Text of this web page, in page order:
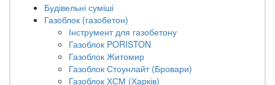
Будівельні суміші
Газоблок (газобетон)
Інструмент для газобетону
Газоблок PORISTON
Газоблок Житомир
Газоблок Стоунлайт (Бровари)
Газоблок ХСМ (Харків)